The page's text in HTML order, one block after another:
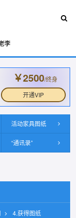
李
￥2500/终身
开通VIP
活动家具图纸
“通讯录”
4.获得图纸